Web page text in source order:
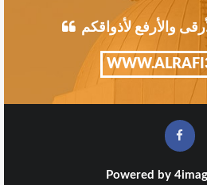
والأرفع لأذواقكم
Powered by